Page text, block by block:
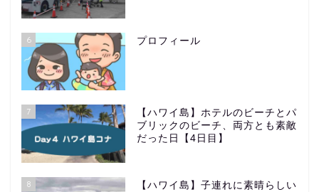
6 プロフィール
7
【ハワイ島】ホテルのビーチとパ
ブリックのビーチ、両方とも素敵
だった日【4日目】
8
【ハワイ島】子連れに素晴らしい